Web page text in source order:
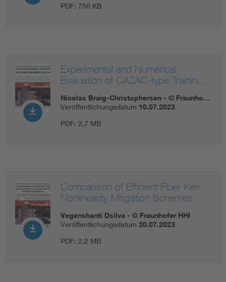
PDF: 756 KB
Experimental and Numerical
Evaluation of CAZAC-type Trainin…
Nicolas Braig-Christophersen - © Fraunho…
Veröffentlichungsdatum 10.07.2023
PDF: 2,7 MB
Comparison of Efficient Fiber Kerr
Nonlinearity Mitigation Schemes
Vegenshanti Dsilva - © Fraunhofer HHI
Veröffentlichungsdatum 20.07.2023
PDF: 2,2 MB